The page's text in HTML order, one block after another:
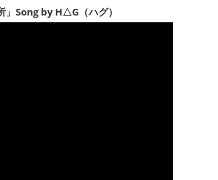
」Song by H△G（ハグ）